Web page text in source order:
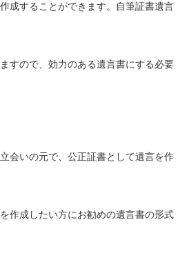
成することができます。自筆証書遺言
すので、効力のある遺言書にする必要
会いの元で、公正証書として遺言を作
作成したい方にお勧めの遺言書の形式